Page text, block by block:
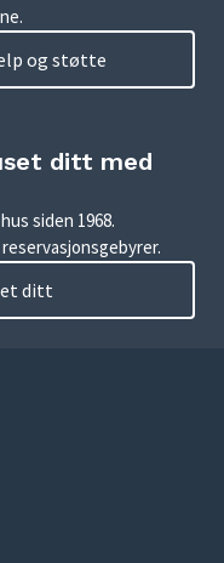
og støtte
ditt med
siden 1968.
ditt